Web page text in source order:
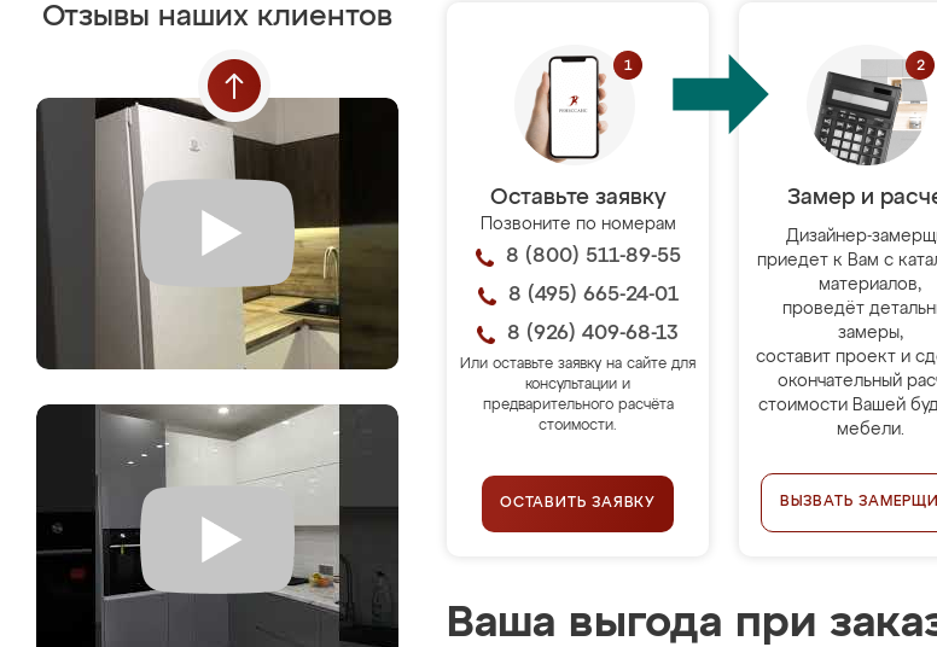
Отзывы наших клиентов
Оставьте заявку
Позвоните по номерам
8 (800) 511-89-55
8 (495) 665-24-01
8 (926) 409-68-13
Или оставьте заявку на сайте для
консультации и
предварительного расчёта
стоимости.
ОСТАВИТЬ ЗАЯВКУ
Замер и
Дизайнер-
приедет к Вам с
материалов,
проведёт
замеры,
составит проект и
окончательный
стоимости Вашей
мебели.
ВЫЗВАТЬ
Ваша выгода при